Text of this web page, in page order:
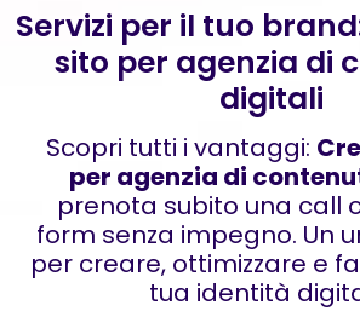
Servizi per il tuo
sito per agenzia di
digitali
Scopri tutti i vantaggi:
per agenzia di
prenota subito una call
form senza impegno. Un
per creare, ottimizzare e
tua identità